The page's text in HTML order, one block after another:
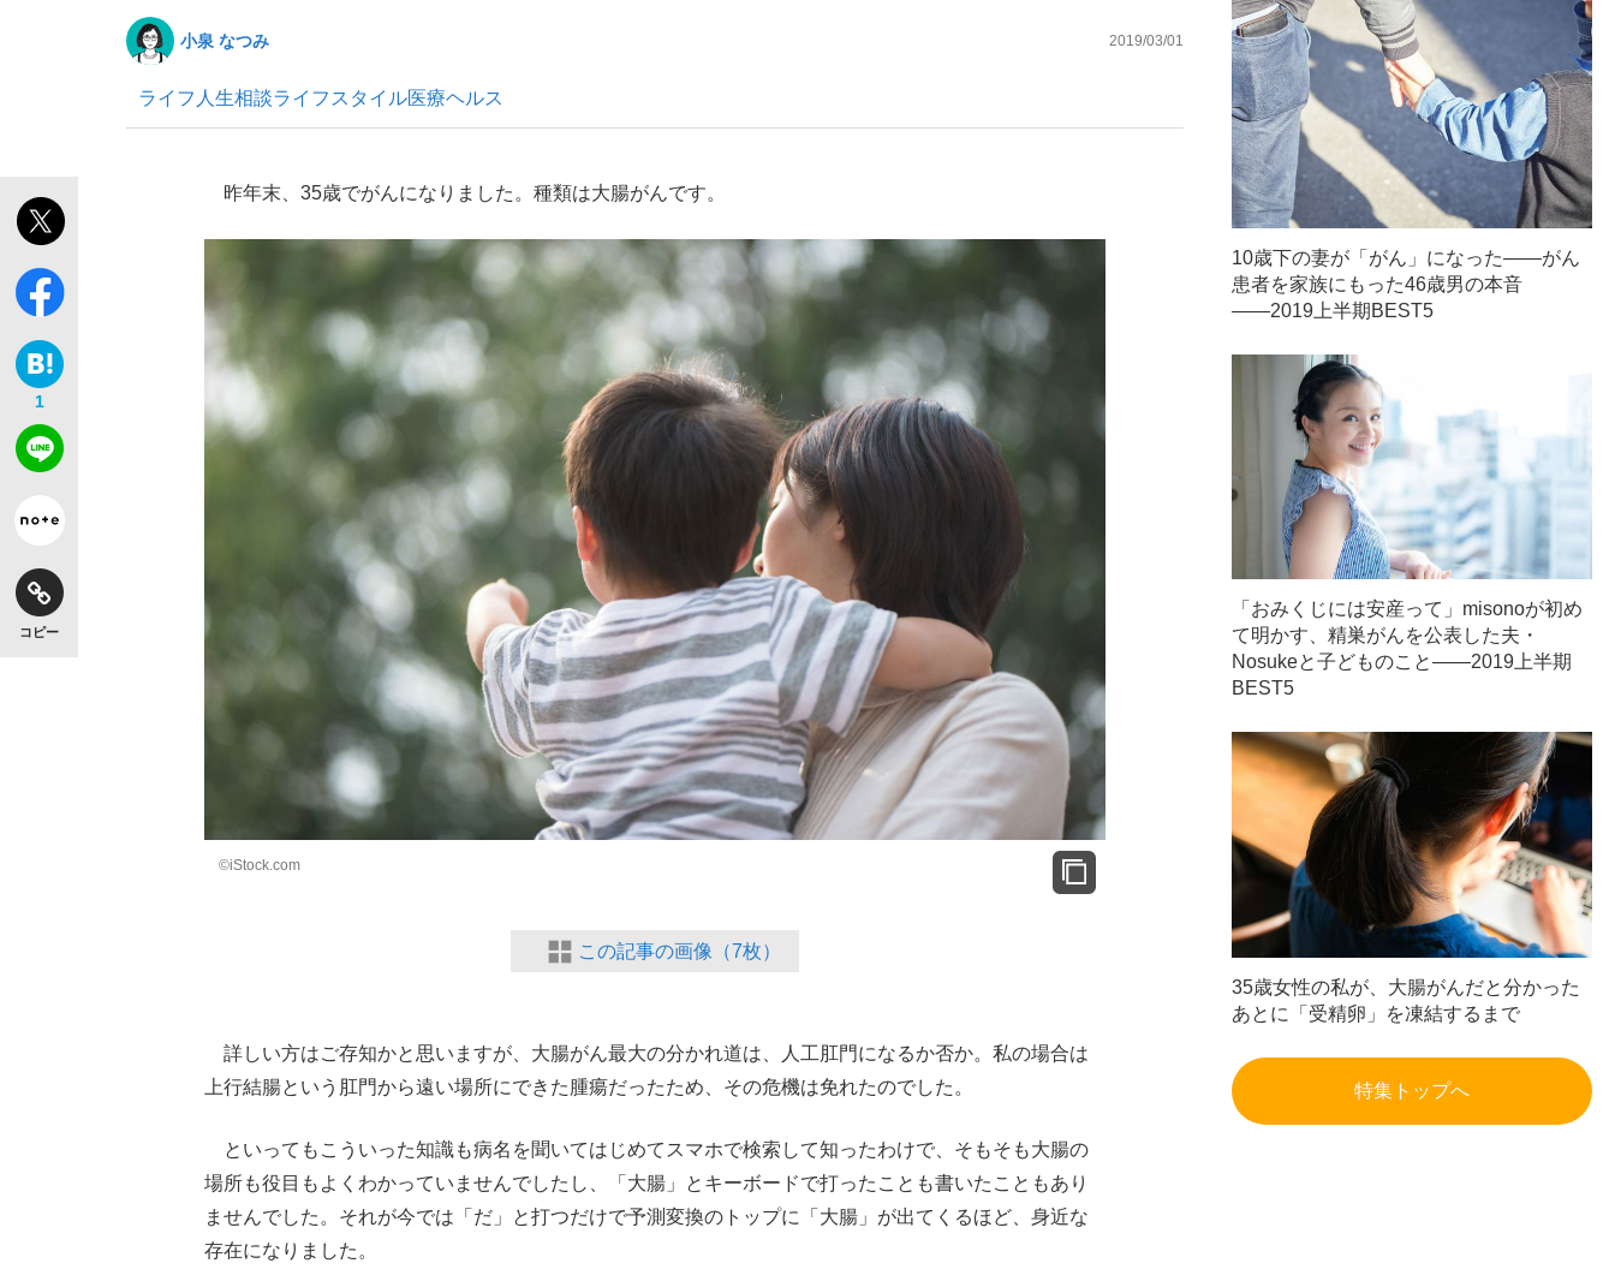
「敗因分析は一切聞かれなかった」侍ジャパン選手が証言した“NPB聞... 「クマが悪者扱いされているのが悲しい」『北の国から』倉本聰氏（91...
「目標達成できなかったからと言って…」サッカー日本代表・森保一監督...
もっと見る
キングの誕生を、目撃せよ。
小泉 なつみ 2019/03/01
ライフ 人生相談ライフスタイル医療ヘルス
1
コピー
昨年末、35歳でがんになりました。種類は大腸がんです。
©iStock.com
この記事の画像（7枚）
詳しい方はご存知かと思いますが、大腸がん最大の分かれ道は、人工肛門になるか否か。私の場合は
上行結腸という肛門から遠い場所にできた腫瘍だったため、その危機は免れたのでした。
といってもこういった知識も病名を聞いてはじめてスマホで検索して知ったわけで、そもそも大腸の
場所も役目もよくわかっていませんでしたし、「大腸」とキーボードで打ったことも書いたこともあり
ませんでした。それが今では「だ」と打つだけで予測変換のトップに「大腸」が出てくるほど、身近な
存在になりました。
10歳下の妻が「がん」になった――がん
患者を家族にもった46歳男の本音
――2019上半期BEST5
「おみくじには安産って」misonoが初め
て明かす、精巣がんを公表した夫・
Nosukeと子どものこと――2019上半期
BEST5
35歳女性の私が、大腸がんだと分かった
あとに「受精卵」を凍結するまで
特集トップへ